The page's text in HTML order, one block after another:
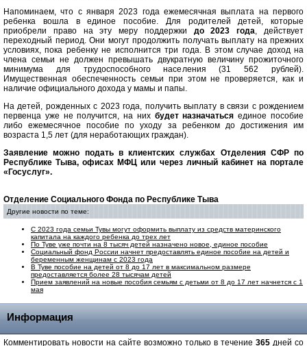
Напоминаем, что с января 2023 года ежемесячная выплата на первого
ребенка вошла в единое пособие. Для родителей детей, которые
приобрели право на эту меру поддержки до 2023 года, действует
переходный период. Они могут продолжить получать выплату на прежних
условиях, пока ребенку не исполнится три года. В этом случае доход на
члена семьи не должен превышать двукратную величину прожиточного
минимума для трудоспособного населения (31 562 рублей).
Имущественная обеспеченность семьи при этом не проверяется, как и
наличие официального дохода у мамы и папы.
На детей, рожденных с 2023 года, получить выплату в связи с рождением
первенца уже не получится, на них будет назначаться единое пособие
либо ежемесячное пособие по уходу за ребенком до достижения им
возраста 1,5 лет (для неработающих граждан).
Заявление можно подать в клиентских службах Отделения СФР по
Республике Тыва, офисах МФЦ или через личный кабинет на портале
«Госуслуг».
Отделение Социального Фонда по Республике Тыва
Другие новости по теме:
С 2023 года семьи Тувы могут оформить выплату из средств материнского
капитала на каждого ребенка до трех лет
По Туве уже почти на 8 тысяч детей назначено новое, единое пособие
Социальный фонд России начнет предоставлять единое пособие на детей и
беременным женщинам с 2023 года
В Туве пособие на детей от 8 до 17 лет в максимальном размере
предоставляется более 28 тысячам детей
Прием заявлений на новые пособия семьям с детьми от 8 до 17 лет начнется с 1
мая
Информация
Комментировать новости на сайте возможно только в течение 365 дней со